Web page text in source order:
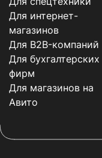
Для интернет-
магазинов
Для B2B-компаний
Для бухгалтерских
фирм
Для магазинов на
Авито